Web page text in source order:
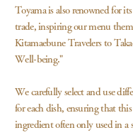
Toyama is also renowned for
trade, inspiring our menu
Kitamaebune Travelers to
Well-being."
We carefully select and use
for each dish, ensuring that
ingredient often only used in a